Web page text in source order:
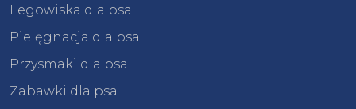
Legowiska dla psa
Pielęgnacja dla psa
Przysmaki dla psa
Zabawki dla psa